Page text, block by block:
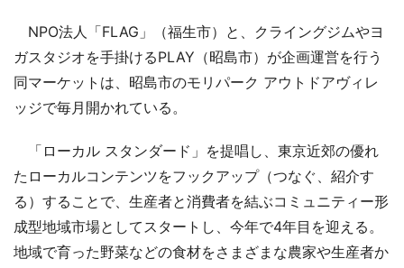
NPO法人「FLAG」（福生市）と、クライングジムやヨ
ガスタジオを手掛けるPLAY（昭島市）が企画運営を行う
同マーケットは、昭島市のモリパーク アウトドアヴィレ
ッジで毎月開かれている。
「ローカル スタンダード」を提唱し、東京近郊の優れ
たローカルコンテンツをフックアップ（つなぐ、紹介す
る）することで、生産者と消費者を結ぶコミュニティー形
成型地域市場としてスタートし、今年で4年目を迎える。
地域で育った野菜などの食材をさまざまな農家や生産者か